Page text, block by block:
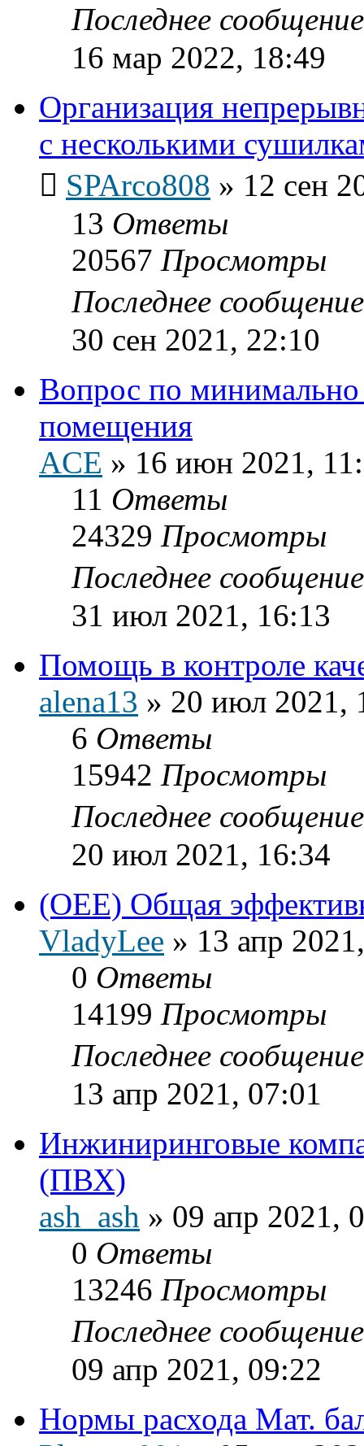
Последнее
16 мар 2022, 18:49
Организация
с несколькими
SPArco808 » 12 сен
13 Ответы
20567 Просмотры
Последнее
30 сен 2021, 22:10
Вопрос по
помещения
ACE » 16 июн 2021,
11 Ответы
24329 Просмотры
Последнее
31 июл 2021, 16:13
Помощь в контроле
alena13 » 20 июл 2021,
6 Ответы
15942 Просмотры
Последнее
20 июл 2021, 16:34
(OEE) Общая
VladyLee » 13 апр
0 Ответы
14199 Просмотры
Последнее
13 апр 2021, 07:01
Инжиниринговые
(ПВХ)
ash_ash » 09 апр 2021,
0 Ответы
13246 Просмотры
Последнее
09 апр 2021, 09:22
Нормы расхода Мат.